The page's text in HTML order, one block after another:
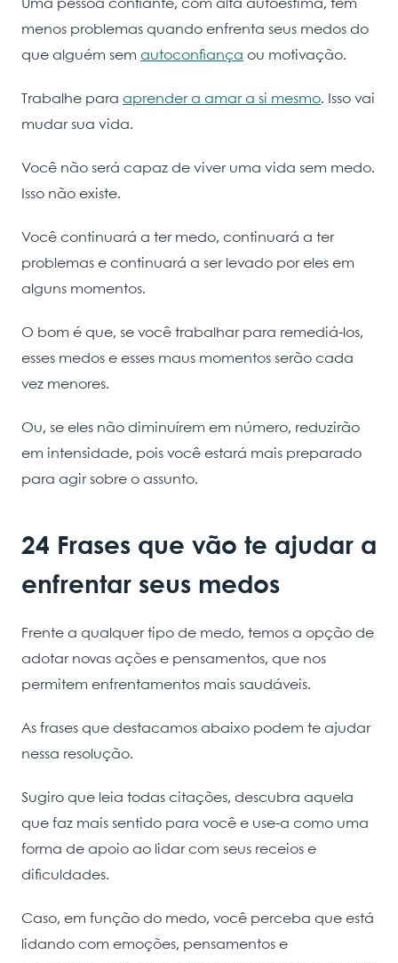
Uma pessoa confiante, com alta autoestima, tem
menos problemas quando enfrenta seus medos do
que alguém sem autoconfiança ou motivação.
Trabalhe para aprender a amar a si mesmo. Isso vai
mudar sua vida.
Você não será capaz de viver uma vida sem medo.
Isso não existe.
Você continuará a ter medo, continuará a ter
problemas e continuará a ser levado por eles em
alguns momentos.
O bom é que, se você trabalhar para remediá-los,
esses medos e esses maus momentos serão cada
vez menores.
Ou, se eles não diminuírem em número, reduzirão
em intensidade, pois você estará mais preparado
para agir sobre o assunto.
24 Frases que vão te ajudar a
enfrentar seus medos
Frente a qualquer tipo de medo, temos a opção de
adotar novas ações e pensamentos, que nos
permitem enfrentamentos mais saudáveis.
As frases que destacamos abaixo podem te ajudar
nessa resolução.
Sugiro que leia todas citações, descubra aquela
que faz mais sentido para você e use-a como uma
forma de apoio ao lidar com seus receios e
dificuldades.
Caso, em função do medo, você perceba que está
lidando com emoções, pensamentos e